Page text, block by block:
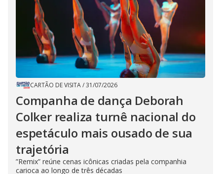
CARTÃO DE VISITA/31/07/2026
Companha de dança Deborah
Colker realiza turnê nacional do
espetáculo mais ousado de sua
trajetória
”Remix” reúne cenas icônicas criadas pela companhia
carioca ao longo de três décadas